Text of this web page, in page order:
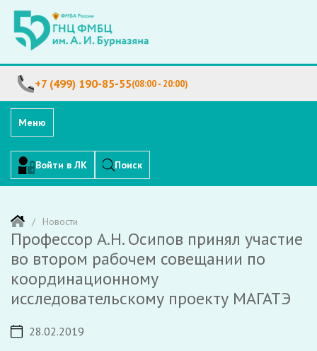
+7 (499) 190-85-55(08:00 - 20:00)
Меню
Войти в ЛК Поиск
Новости
Профессор А.Н. Осипов принял участие
во втором рабочем совещании по
координационному
исследовательскому проекту МАГАТЭ
28.02.2019